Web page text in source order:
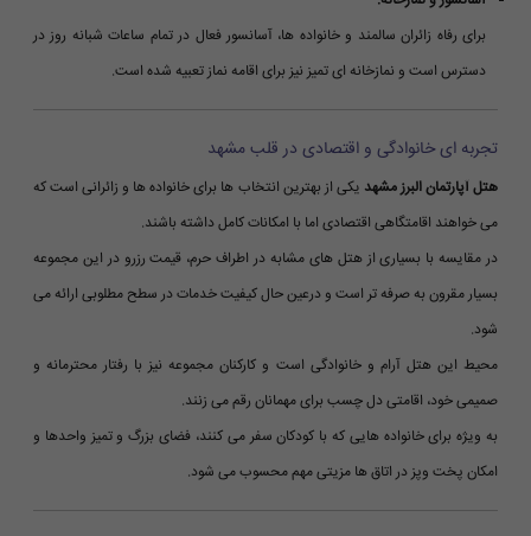
برای رفاه زائران سالمند و خانواده ها، آسانسور فعال در تمام ساعات شبانه روز در
دسترس است و نمازخانه ای تمیز نیز برای اقامه نماز تعبیه شده است.
تجربه ای خانوادگی و اقتصادی در قلب مشهد
هتل آپارتمان البرز مشهد یکی از بهترین انتخاب ها برای خانواده ها و زائرانی است که
می خواهند اقامتگاهی اقتصادی اما با امکانات کامل داشته باشند.
در مقایسه با بسیاری از هتل های مشابه در اطراف حرم، قیمت رزرو در این مجموعه
بسیار مقرون به صرفه تر است و درعین حال کیفیت خدمات در سطح مطلوبی ارائه می
شود.
محیط این هتل آرام و خانوادگی است و کارکنان مجموعه نیز با رفتار محترمانه و
صمیمی خود، اقامتی دل چسب برای مهمانان رقم می زنند.
به ویژه برای خانواده هایی که با کودکان سفر می کنند، فضای بزرگ و تمیز واحدها و
امکان پخت وپز در اتاق ها مزیتی مهم محسوب می شود.